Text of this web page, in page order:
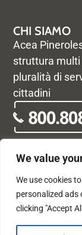
We value
We use cookies
personalized ads
clicking "Accept
CHI SIAMO
Acea
struttura
pluralità di
cittadini
© Acea
Vigone 42 -
Torino
33.915.698,68